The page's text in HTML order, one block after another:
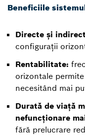
Beneficiile
Directe și
configurații
Rentabilitate:
orizontale
necesitând mai
Durată de viață
nefuncționare
fără prelucrare